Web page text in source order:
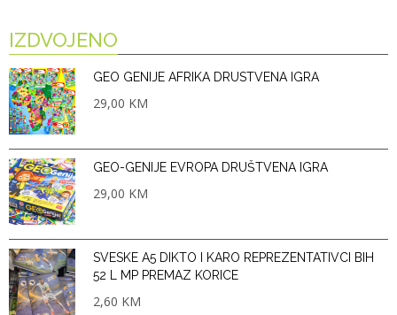
IZDVOJENO
GEO GENIJE AFRIKA DRUSTVENA IGRA
29,00 KM
GEO-GENIJE EVROPA DRUŠTVENA IGRA
29,00 KM
SVESKE A5 DIKTO I KARO REPREZENTATIVCI BIH
52 L MP PREMAZ KORICE
2,60 KM